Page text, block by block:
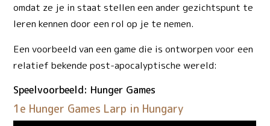
omdat ze je in staat stellen een ander gezichtspunt te
leren kennen door een rol op je te nemen.
Een voorbeeld van een game die is ontworpen voor een
relatief bekende post-apocalyptische wereld:
Speelvoorbeeld: Hunger Games
1e Hunger Games Larp in Hungary